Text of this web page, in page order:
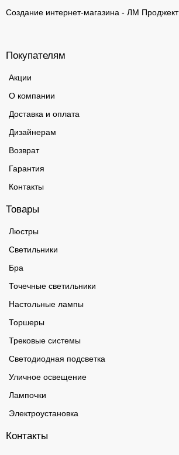
Создание интернет-магазина - ЛМ Проджект
Покупателям
Акции
О компании
Доставка и оплата
Дизайнерам
Возврат
Гарантия
Контакты
Товары
Люстры
Светильники
Бра
Точечные светильники
Настольные лампы
Торшеры
Трековые системы
Светодиодная подсветка
Уличное освещение
Лампочки
Электроустановка
Контакты